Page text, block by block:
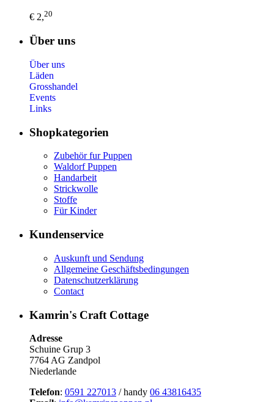
€ 2,20
Über uns
Über uns
Läden
Grosshandel
Events
Links
Shopkategorien
Zubehör fur Puppen
Waldorf Puppen
Handarbeit
Strickwolle
Stoffe
Für Kinder
Kundenservice
Auskunft und Sendung
Allgemeine Geschäftsbedingungen
Datenschutzerklärung
Contact
Kamrin's Craft Cottage
Adresse
Schuine Grup 3
7764 AG Zandpol
Niederlande
Telefon: 0591 227013 / handy 06 43816435